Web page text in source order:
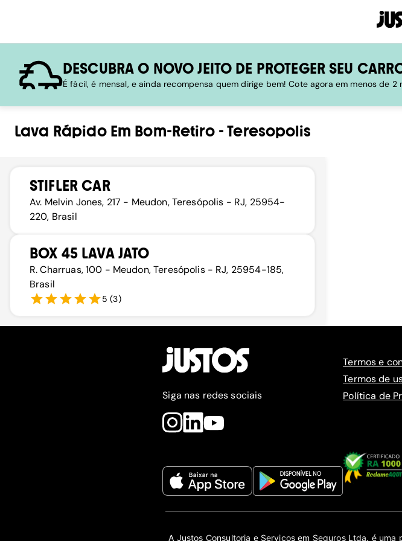
DESCUBRA O NOVO JEITO DE PROTEGER SEU
É fácil, é mensal, e ainda recompensa quem dirige bem! Cote agora em menos de 2
Lava RápidoEm Bom-Retiro-Teresopolis
STIFLER CAR
Av. Melvin Jones, 217 - Meudon, Teresópolis - RJ, 25954-
220, Brasil
BOX 45 LAVA JATO
R. Charruas, 100 - Meudon, Teresópolis - RJ, 25954-185,
Brasil
5 (3)
Siga nas redes sociais
Termos e
Termos de
Política de
A Justos Consultoria e Serviços em Seguros Ltda. é